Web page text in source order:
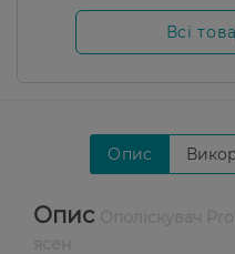
Всі
Опис
Опис